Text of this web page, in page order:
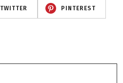
TWITTER PINTEREST